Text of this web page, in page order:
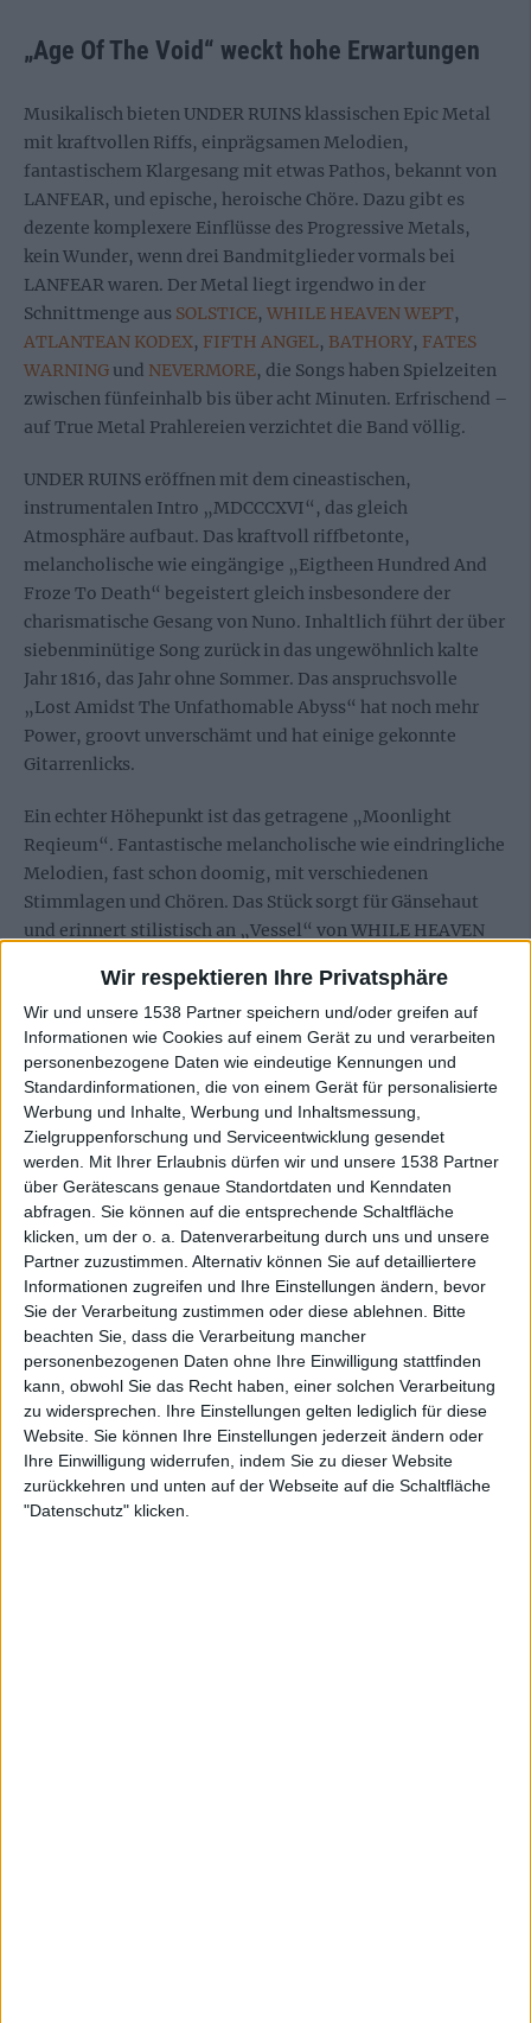
Wir respektieren Ihre Privatsphäre
Wir und unsere 1538 Partner speichern und/oder greifen auf
Informationen wie Cookies auf einem Gerät zu und verarbeiten
personenbezogene Daten wie eindeutige Kennungen und
Standardinformationen, die von einem Gerät für personalisierte
Werbung und Inhalte, Werbung und Inhaltsmessung,
Zielgruppenforschung und Serviceentwicklung gesendet
werden. Mit Ihrer Erlaubnis dürfen wir und unsere 1538 Partner
über Gerätescans genaue Standortdaten und Kenndaten
abfragen. Sie können auf die entsprechende Schaltfläche
klicken, um der o. a. Datenverarbeitung durch uns und unsere
Partner zuzustimmen. Alternativ können Sie auf detailliertere
Informationen zugreifen und Ihre Einstellungen ändern, bevor
Sie der Verarbeitung zustimmen oder diese ablehnen. Bitte
beachten Sie, dass die Verarbeitung mancher
personenbezogenen Daten ohne Ihre Einwilligung stattfinden
kann, obwohl Sie das Recht haben, einer solchen Verarbeitung
zu widersprechen. Ihre Einstellungen gelten lediglich für diese
Website. Sie können Ihre Einstellungen jederzeit ändern oder
Ihre Einwilligung widerrufen, indem Sie zu dieser Website
zurückkehren und unten auf der Webseite auf die Schaltfläche
"Datenschutz" klicken.
„Age Of The Void“ weckt hohe Erwartungen
Musikalisch bieten UNDER RUINS klassischen Epic Metal
mit kraftvollen Riffs, einprägsamen Melodien,
fantastischem Klargesang mit etwas Pathos, bekannt von
LANFEAR, und epische, heroische Chöre. Dazu gibt es
dezente komplexere Einflüsse des Progressive Metals,
kein Wunder, wenn drei Bandmitglieder vormals bei
LANFEAR waren. Der Metal liegt irgendwo in der
Schnittmenge aus SOLSTICE, WHILE HEAVEN WEPT,
ATLANTEAN KODEX, FIFTH ANGEL, BATHORY, FATES
WARNING und NEVERMORE, die Songs haben Spielzeiten
zwischen fünfeinhalb bis über acht Minuten. Erfrischend –
auf True Metal Prahlereien verzichtet die Band völlig.
UNDER RUINS eröffnen mit dem cineastischen,
instrumentalen Intro „MDCCCXVI“, das gleich
Atmosphäre aufbaut. Das kraftvoll riffbetonte,
melancholische wie eingängige „Eigtheen Hundred And
Froze To Death“ begeistert gleich insbesondere der
charismatische Gesang von Nuno. Inhaltlich führt der über
siebenminütige Song zurück in das ungewöhnlich kalte
Jahr 1816, das Jahr ohne Sommer. Das anspruchsvolle
„Lost Amidst The Unfathomable Abyss“ hat noch mehr
Power, groovt unverschämt und hat einige gekonnte
Gitarrenlicks.
Ein echter Höhepunkt ist das getragene „Moonlight
Reqieum“. Fantastische melancholische wie eindringliche
Melodien, fast schon doomig, mit verschiedenen
Stimmlagen und Chören. Das Stück sorgt für Gänsehaut
und erinnert stilistisch an „Vessel“ von WHILE HEAVEN
griffige „Crimsons Seas Of Courage“ mit seinen
einprägsamen Melodien und dem großen Chorus, sowie
das düstere, mit vielen Tempowechseln versehene „Great
Downing Of Men“.
Eine epische Überraschung
Auch wenn UNDER RUINS das Rad nicht neu erfinden,
präsentiert die Band mit ihrem Debütalbum „Age Of The
Void“ eine echte epische Überraschung. Wunderbar
arrangierter, mitreißender, dezent komplexer Epic Metal,
der die Vergangenheit ehrt und gleichzeitig zeitgemäß
produziert ist. Starke Leistung!